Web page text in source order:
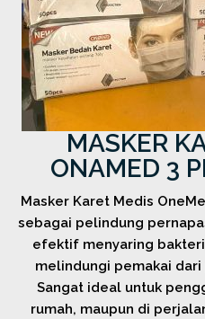
MASKER
ONAMED 3
Masker Karet Medis
sebagai pelindung
efektif menyaring
melindungi pemakai
Sangat ideal untuk
rumah, maupun di